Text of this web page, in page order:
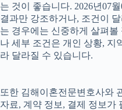
는 것이 좋습니다. 2026년07
결과만 강조하거나, 조건이
는 경우에는 신중하게 살펴
나 세부 조건은 개인 상황, 지
라 달라질 수 있습니다.
또한 김해이혼전문변호사와
자료, 계약 정보, 결제 정보가